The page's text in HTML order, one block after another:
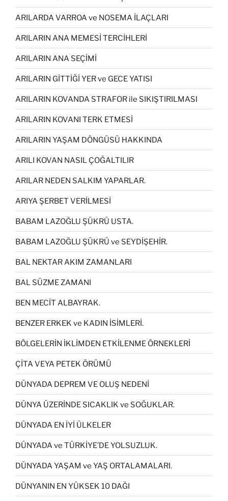
ARILARDA VARROA ve NOSEMA İLAÇLARI
ARILARIN ANA MEMESİ TERCİHLERİ
ARILARIN ANA SEÇİMİ
ARILARIN GİTTİĞİ YER ve GECE YATISI
ARILARIN KOVANDA STRAFOR ile SIKIŞTIRILMASI
ARILARIN KOVANI TERK ETMESİ
ARILARIN YAŞAM DÖNGÜSÜ HAKKINDA
ARILI KOVAN NASIL ÇOĞALTILIR
ARILAR NEDEN SALKIM YAPARLAR.
ARIYA ŞERBET VERİLMESİ
BABAM LAZOĞLU ŞÜKRÜ USTA.
BABAM LAZOĞLU ŞÜKRÜ ve SEYDİŞEHİR.
BAL NEKTAR AKIM ZAMANLARI
BAL SÜZME ZAMANI
BEN MECİT ALBAYRAK.
BENZER ERKEK ve KADIN İSİMLERİ.
BÖLGELERİN İKLİMDEN ETKİLENME ÖRNEKLERİ
ÇİTA VEYA PETEK ÖRÜMÜ
DÜNYADA DEPREM VE OLUŞ NEDENİ
DÜNYA ÜZERİNDE SICAKLIK ve SOĞUKLAR.
DÜNYADA EN İYİ ÜLKELER
DÜNYADA ve TÜRKİYE’DE YOLSUZLUK.
DÜNYADA YAŞAM ve YAŞ ORTALAMALARI.
DÜNYANIN EN YÜKSEK 10 DAĞI